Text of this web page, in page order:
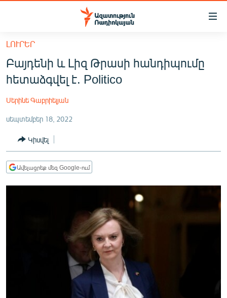
Մատչելիության
հիմնական
բովանդակությանը
Անցնել
հիմնական
մենյուին
ՀԱՅԱՍՏԱՆ
ՔԱՂԱՔԱԿԱՆ
ԸՆՏՐՈՒԹՅՈՒՆՆԵՐ 2026
ԻՐԱՎՈՒՆՔ
ՀԱՍԱՐԱԿՈՒԹՅՈՒՆ
ՏՆՏԵՍՈՒԹՅՈՒՆ
ՄԵԿՆԱԲԱՆՈՒԹՅՈՒՆ
ԼՈՒՐԵՐ
Բայդենի և Լիզ Թրասի հանդիպումը
հետաձգվել է. Politico
Սերինե Գաբրիելյան
սեպտեմբեր 18, 2022
Կիսվել
Ավելացրեք մեզ Google-ում